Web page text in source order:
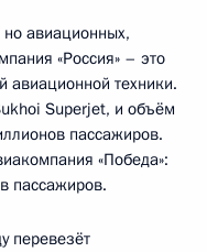
но авиационных,
«Россия» – это
авиационной техники.
Superjet, и объём
пассажиров.
«Победа»:
пассажиров.
перевезёт